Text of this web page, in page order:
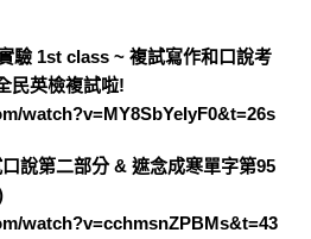
驗 1st class ~ 複試寫作和口說考
民英檢複試啦!
watch?v=MY8SbYeIyF0&t=26s
說第二部分 & 遮念成寒單字第95
watch?v=cchmsnZPBMs&t=43